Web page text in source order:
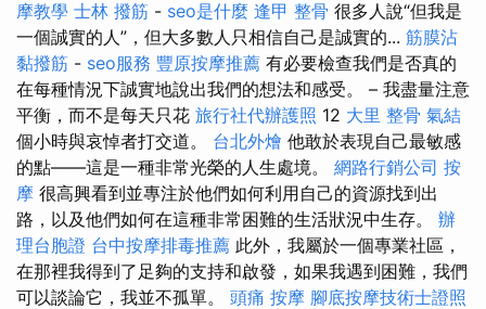
摩教學 士林 撥筋 - seo是什麼 逢甲 整骨 很多人說“但我是
一個誠實的人”，但大多數人只相信自己是誠實的... 筋膜沾
黏撥筋 - seo服務 豐原按摩推薦 有必要檢查我們是否真的
在每種情況下誠實地說出我們的想法和感受。 – 我盡量注意
平衡，而不是每天只花 旅行社代辦護照 12 大里 整骨 氣結
個小時與哀悼者打交道。 台北外燴 他敢於表現自己最敏感
的點——這是一種非常光榮的人生處境。 網路行銷公司 按
摩 很高興看到並專注於他們如何利用自己的資源找到出
路，以及他們如何在這種非常困難的生活狀況中生存。 辦
理台胞證 台中按摩排毒推薦 此外，我屬於一個專業社區，
在那裡我得到了足夠的支持和啟發，如果我遇到困難，我們
可以談論它，我並不孤單。 頭痛 按摩 腳底按摩技術士證照